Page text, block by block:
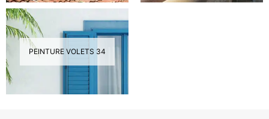
PEINTURE VOLETS 34